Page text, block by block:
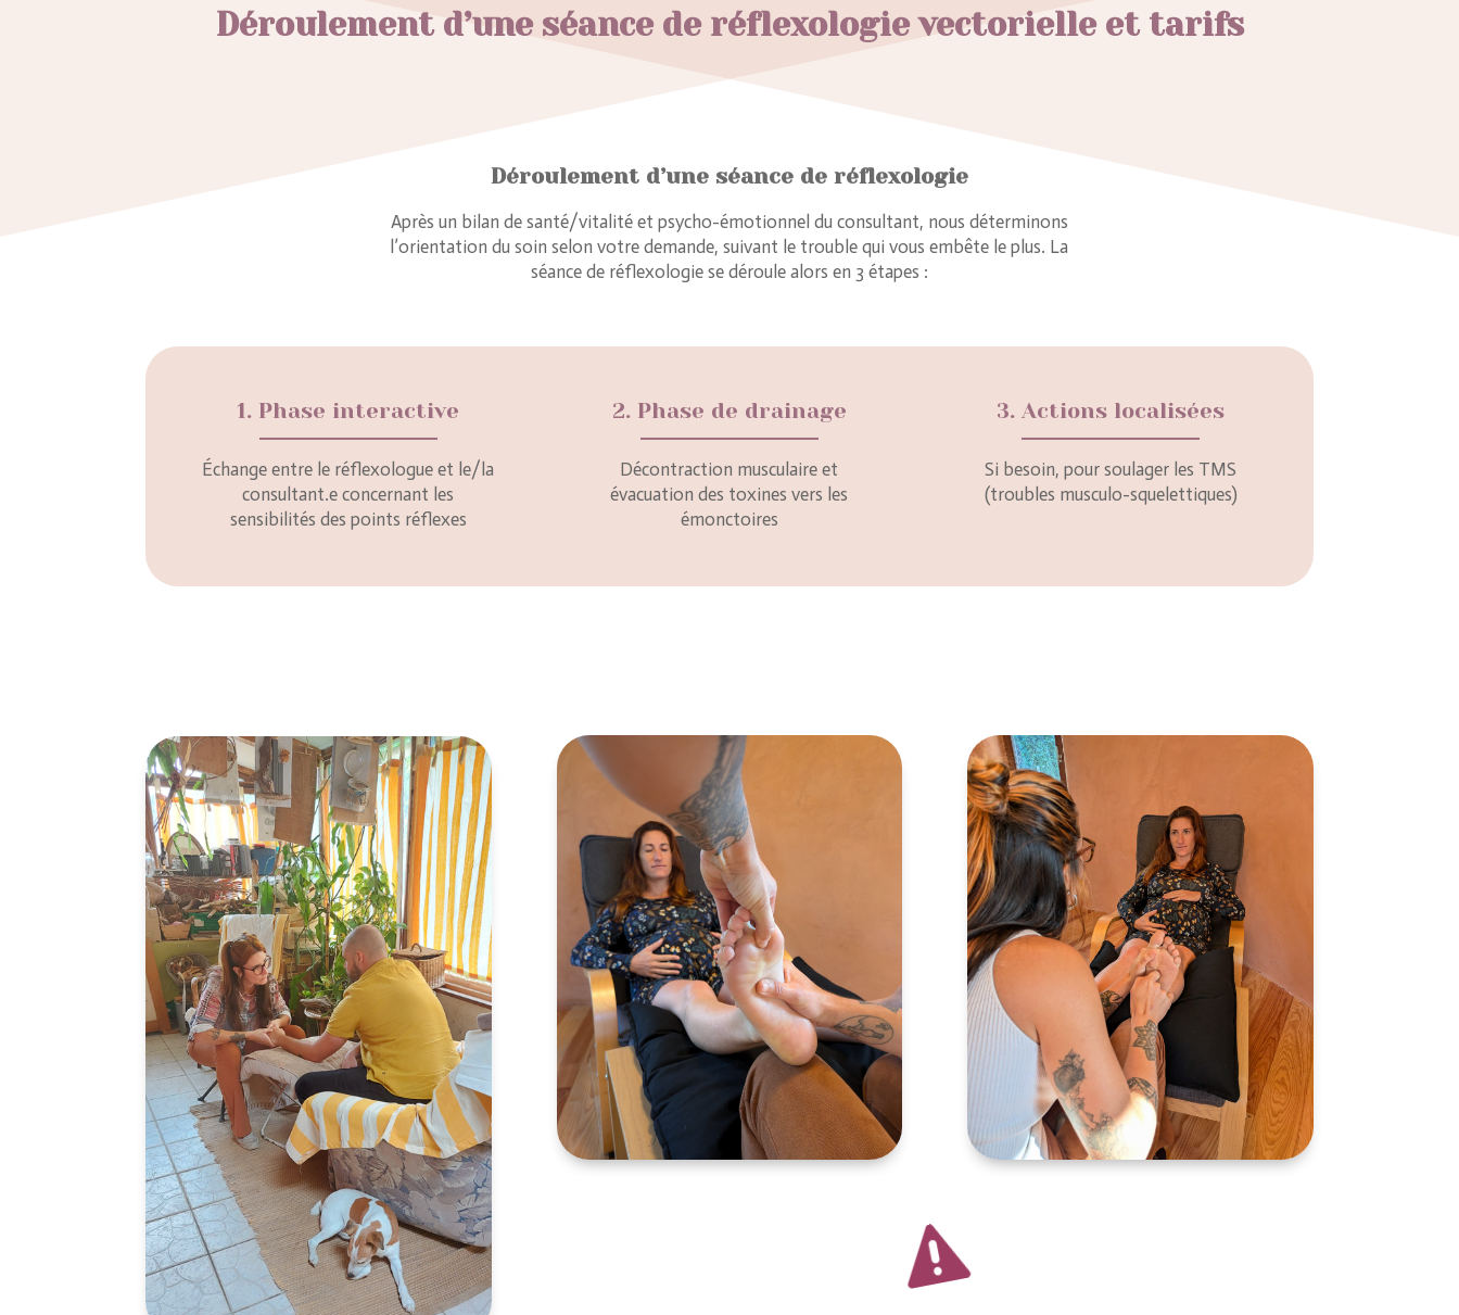
Déroulement d’une séance de réflexologie vectorielle et tarifs
Déroulement d’une séance de réflexologie
Après un bilan de santé/vitalité et psycho-émotionnel du consultant, nous déterminons
l’orientation du soin selon votre demande, suivant le trouble qui vous embête le plus. La
séance de réflexologie se déroule alors en 3 étapes :
1. Phase interactive
Échange entre le réflexologue et le/la
consultant.e concernant les
sensibilités des points réflexes
2. Phase de drainage
Décontraction musculaire et
évacuation des toxines vers les
émonctoires
3. Actions localisées
Si besoin, pour soulager les TMS
(troubles musculo-squelettiques)
